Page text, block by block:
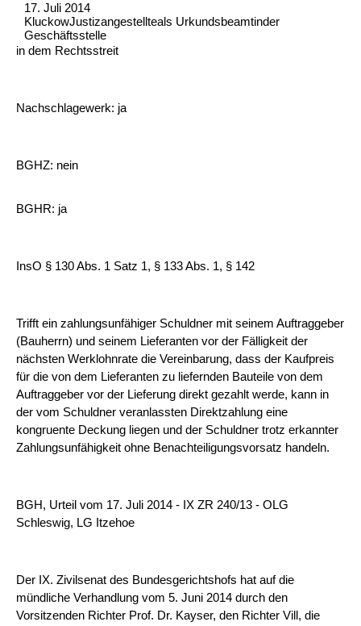
17. Juli 2014
KluckowJustizangestellteals Urkundsbeamtinder
Geschäftsstelle
in dem Rechtsstreit
Nachschlagewerk: ja
BGHZ: nein
BGHR: ja
InsO § 130 Abs. 1 Satz 1, § 133 Abs. 1, § 142
Trifft ein zahlungsunfähiger Schuldner mit seinem Auftraggeber
(Bauherrn) und seinem Lieferanten vor der Fälligkeit der
nächsten Werklohnrate die Vereinbarung, dass der Kaufpreis
für die von dem Lieferanten zu liefernden Bauteile von dem
Auftraggeber vor der Lieferung direkt gezahlt werde, kann in
der vom Schuldner veranlassten Direktzahlung eine
kongruente Deckung liegen und der Schuldner trotz erkannter
Zahlungsunfähigkeit ohne Benachteiligungsvorsatz handeln.
BGH, Urteil vom 17. Juli 2014 - IX ZR 240/13 - OLG
Schleswig, LG Itzehoe
Der IX. Zivilsenat des Bundesgerichtshofs hat auf die
mündliche Verhandlung vom 5. Juni 2014 durch den
Vorsitzenden Richter Prof. Dr. Kayser, den Richter Vill, die